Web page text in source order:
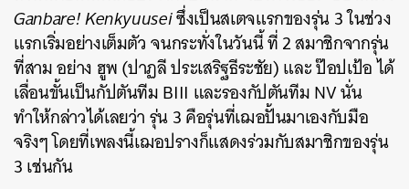
Ganbare! Kenkyuuseiซึ่งเป็นสเตจแรกของรุ่น 3 ในช่วง
แรกเริ่มอย่างเต็มตัว จนกระทั่งในวันนี้ ที่ 2 สมาชิกจากรุ่น
ที่สาม อย่าง ฮูพ (ปาฏลี ประเสริฐธีระชัย) และ ป๊อปเป้อ ได้
เลื่อนขั้นเป็นกัปตันทีม BIII และรองกัปตันทีม NV นั่น
ทำให้กล่าวได้เลยว่า รุ่น 3 คือรุ่นที่เฌอปั้นมาเองกับมือ
จริงๆ โดยที่เพลงนี้เฌอปรางก็แสดงร่วมกับสมาชิกของรุ่น
3 เช่นกัน